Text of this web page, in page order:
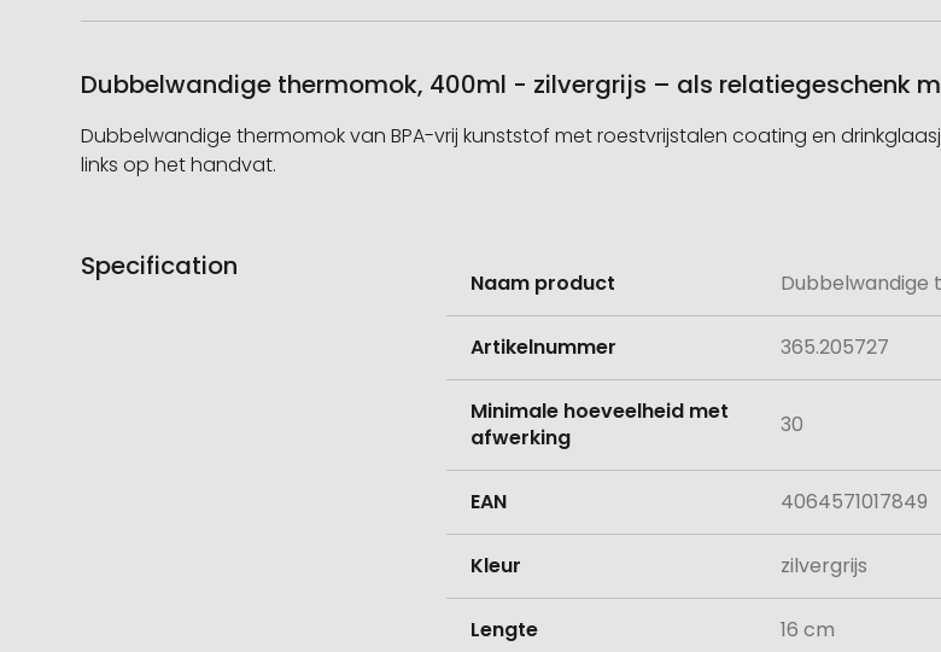
Dubbelwandige thermomok, 400ml - zilvergrijs – als relatiegeschenk
Dubbelwandige thermomok van BPA-vrij kunststof met roestvrijstalen coating en
links op het handvat.
Specification
informatie
Naam product Dubbelwandige
Artikelnummer 365.205727
Minimale hoeveelheid met
afwerking
30
EAN 4064571017849
Kleur zilvergrijs
Lengte 16 cm